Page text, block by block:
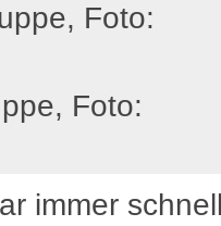
Foto:
immer